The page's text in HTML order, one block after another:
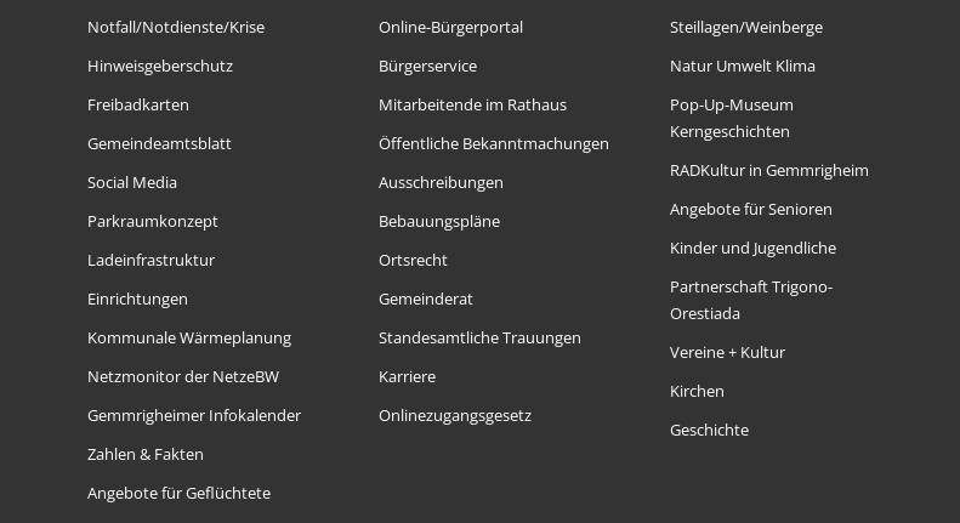
Notfall/Notdienste/Krise
Hinweisgeberschutz
Freibadkarten
Gemeindeamtsblatt
Social Media
Parkraumkonzept
Ladeinfrastruktur
Einrichtungen
Kommunale Wärmeplanung
Netzmonitor der NetzeBW
Gemmrigheimer Infokalender
Zahlen & Fakten
Angebote für Geflüchtete
Online-Bürgerportal
Bürgerservice
Mitarbeitende im Rathaus
Öffentliche Bekanntmachungen
Ausschreibungen
Bebauungspläne
Ortsrecht
Gemeinderat
Standesamtliche Trauungen
Karriere
Onlinezugangsgesetz
Steillagen/Weinberge
Natur Umwelt Klima
Pop-Up-Museum
Kerngeschichten
RADKultur in Gemmrigheim
Angebote für Senioren
Kinder und Jugendliche
Partnerschaft Trigono-
Orestiada
Vereine + Kultur
Kirchen
Geschichte